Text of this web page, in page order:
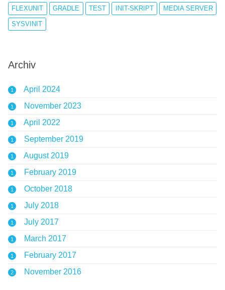
FLEXUNIT GRADLE TEST INIT-SKRIPT MEDIA SERVER
SYSVINIT
Archiv
1 April 2024
1 November 2023
1 April 2022
1 September 2019
1 August 2019
1 February 2019
1 October 2018
1 July 2018
1 July 2017
1 March 2017
1 February 2017
2 November 2016